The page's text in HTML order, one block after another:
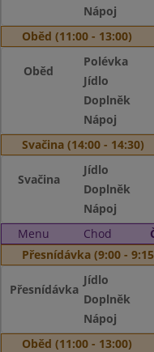
Nápoj
Oběd (11:00 - 13:00)
Oběd
Polévka
Jídlo
Doplněk
Nápoj
Svačina (14:00 - 14:30)
Svačina
Jídlo
Doplněk
Nápoj
Menu
Chod
Přesnídávka (9:00 -
Přesnídávka
Jídlo
Doplněk
Nápoj
Oběd (11:00 - 13:00)